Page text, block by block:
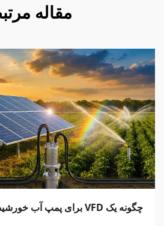
مقاله
چگونه یک VFD برای پمپ آب خورشیدی انتخاب کنیم؟